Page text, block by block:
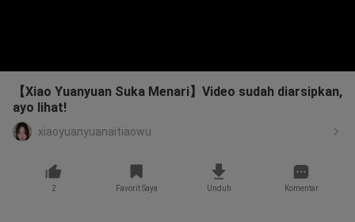
【Xiao Yuanyuan Suka Menari】Video sudah diarsipkan,
ayo lihat!
xiaoyuanyuanaitiaowu
2 Favorit Saya Unduh Komentar
Bahasa Indonesia